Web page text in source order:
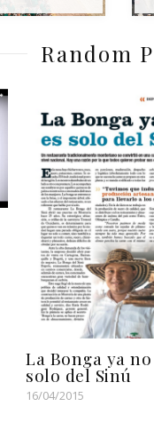
Random
La Bonga ya no
solo del Sinú
16/04/2015